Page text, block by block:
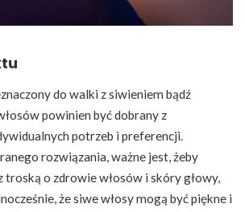
do walki z siwieniem bądź
powinien być dobrany z
potrzeb i preferencji.
rozwiązania, ważne jest, żeby
troską o zdrowie włosów i skóry głowy,
że siwe włosy mogą być piękne i